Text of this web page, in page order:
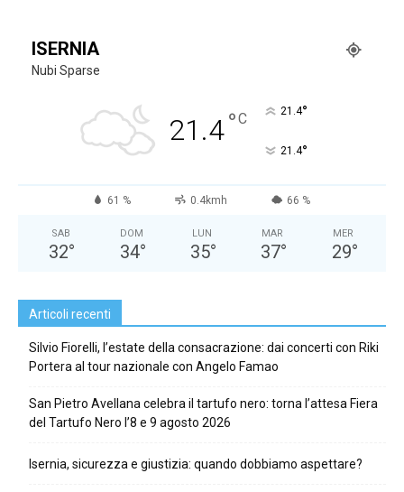
ISERNIA
Nubi Sparse
21.4°C 21.4°
21.4°
61 % 0.4kmh 66 %
SAB
32°
DOM
34°
LUN
35°
MAR
37°
MER
29°
Articoli recenti
Silvio Fiorelli, l’estate della consacrazione: dai concerti con Riki
Portera al tour nazionale con Angelo Famao
San Pietro Avellana celebra il tartufo nero: torna l’attesa Fiera
del Tartufo Nero l’8 e 9 agosto 2026
Isernia, sicurezza e giustizia: quando dobbiamo aspettare?